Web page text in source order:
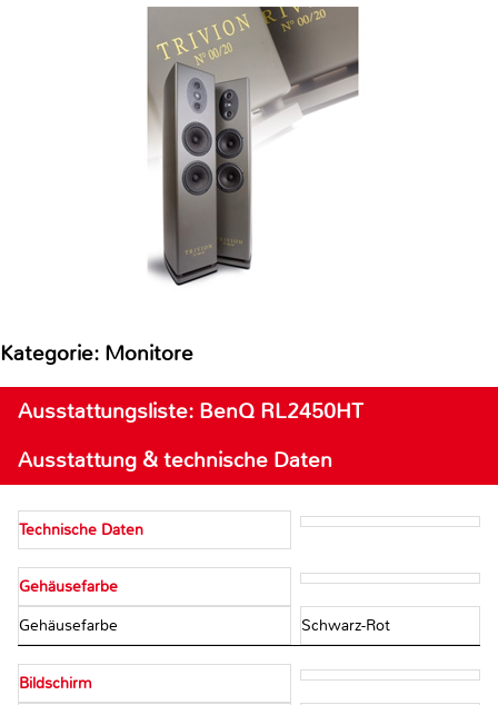
Kategorie: Monitore
Ausstattungsliste: BenQ RL2450HT
Ausstattung & technische Daten
Technische Daten
Gehäusefarbe
Gehäusefarbe Schwarz-Rot
Bildschirm